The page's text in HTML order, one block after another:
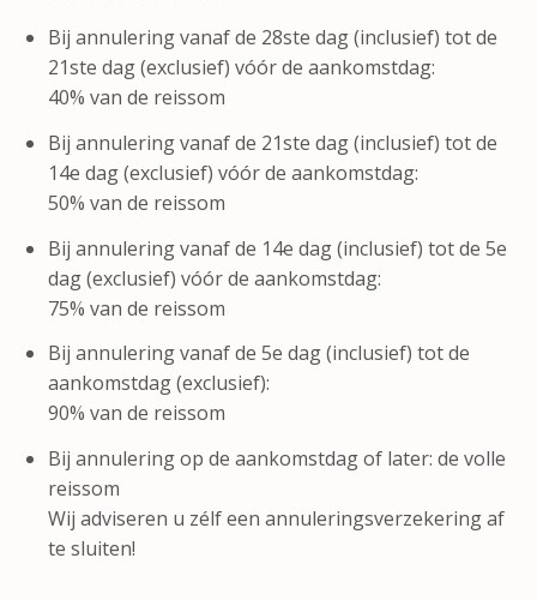
Bij annulering vanaf de 28ste dag (inclusief) tot de
21ste dag (exclusief) vóór de aankomstdag:
40% van de reissom
Bij annulering vanaf de 21ste dag (inclusief) tot de
14e dag (exclusief) vóór de aankomstdag:
50% van de reissom
Bij annulering vanaf de 14e dag (inclusief) tot de 5e
dag (exclusief) vóór de aankomstdag:
75% van de reissom
Bij annulering vanaf de 5e dag (inclusief) tot de
aankomstdag (exclusief):
90% van de reissom
Bij annulering op de aankomstdag of later: de volle
reissom
Wij adviseren u zélf een annuleringsverzekering af
te sluiten!